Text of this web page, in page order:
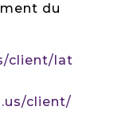
du
client/lat
client/